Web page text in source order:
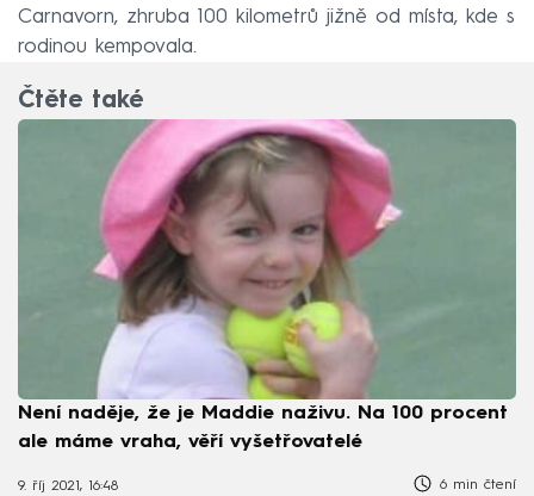
Carnavorn, zhruba 100 kilometrů jižně od místa, kde s
rodinou kempovala.
Čtěte také
Není naděje, že je Maddie naživu. Na 100 procent
ale máme vraha, věří vyšetřovatelé
9. říj 2021, 16:48 6 min čtení